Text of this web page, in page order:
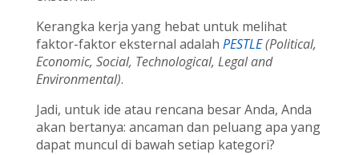
Kerangka kerja yang hebat untuk melihat
faktor-faktor eksternal adalah PESTLE(Political,
Economic, Social, Technological, Legal and
Environmental).
Jadi, untuk ide atau rencana besar Anda, Anda
akan bertanya: ancaman dan peluang apa yang
dapat muncul di bawah setiap kategori?